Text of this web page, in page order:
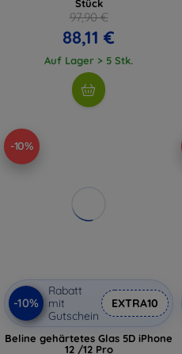
Stück
97,90 €
88,11 €
Auf Lager > 5 Stk.
-10%
-10%
Rabatt
mit
Gutschein
EXTRA10
Beline gehärtetes Glas 5D iPhone
12 /12 Pro